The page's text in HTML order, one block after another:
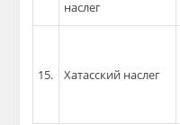
наслег
15. Хатасский наслег